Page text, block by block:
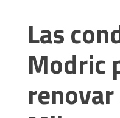
Las
Modric